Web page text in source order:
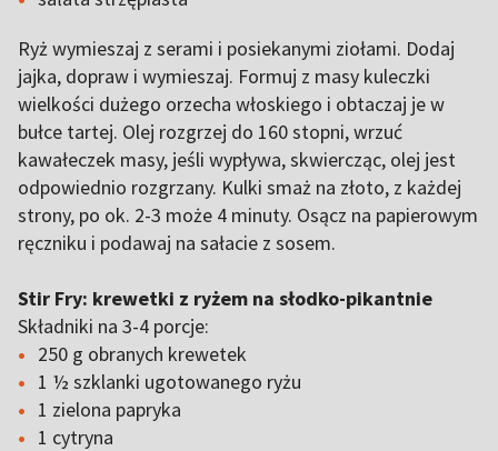
Ryż wymieszaj z serami i posiekanymi ziołami. Dodaj
jajka, dopraw i wymieszaj. Formuj z masy kuleczki
wielkości dużego orzecha włoskiego i obtaczaj je w
bułce tartej. Olej rozgrzej do 160 stopni, wrzuć
kawałeczek masy, jeśli wypływa, skwiercząc, olej jest
odpowiednio rozgrzany. Kulki smaż na złoto, z każdej
strony, po ok. 2-3 może 4 minuty. Osącz na papierowym
ręczniku i podawaj na sałacie z sosem.
Stir Fry: krewetki z ryżem na słodko-pikantnie
Składniki na 3-4 porcje:
250 g obranych krewetek
1 ½ szklanki ugotowanego ryżu
1 zielona papryka
1 cytryna